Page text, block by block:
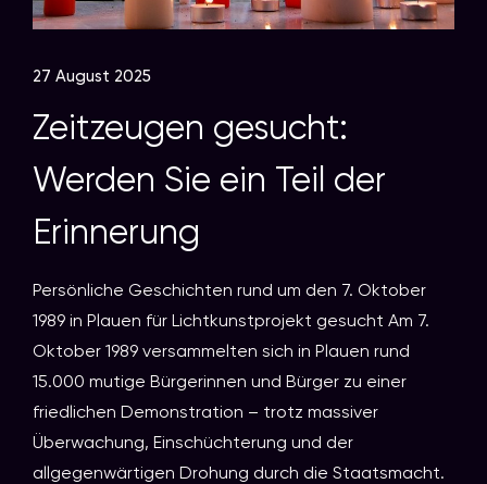
27 August 2025
Zeitzeugen gesucht:
Werden Sie ein Teil der
Erinnerung
Persönliche Geschichten rund um den 7. Oktober
1989 in Plauen für Lichtkunstprojekt gesucht Am 7.
Oktober 1989 versammelten sich in Plauen rund
15.000 mutige Bürgerinnen und Bürger zu einer
friedlichen Demonstration – trotz massiver
Überwachung, Einschüchterung und der
allgegenwärtigen Drohung durch die Staatsmacht.